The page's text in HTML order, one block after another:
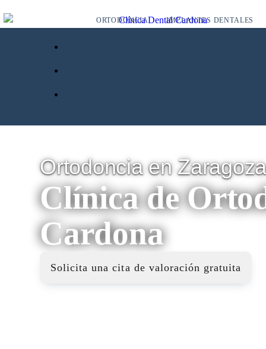
ORTODONCIA IMPLANTES DENTALES
Ortodoncia en
Clínica de
Cardona
Solicita una cita de valoración gratuita